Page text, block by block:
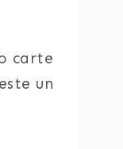
carte
un